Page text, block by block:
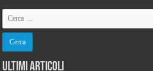
Ultimi Articoli